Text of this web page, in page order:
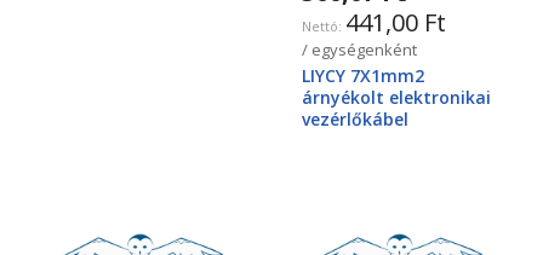
441,00 Ft
/ egységenként
LIYCY 7X1mm2
árnyékolt elektronikai
vezérlőkábel